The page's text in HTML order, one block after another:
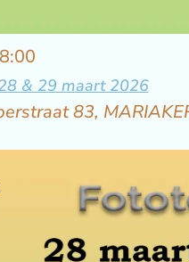
& 29 maart 2026
83,